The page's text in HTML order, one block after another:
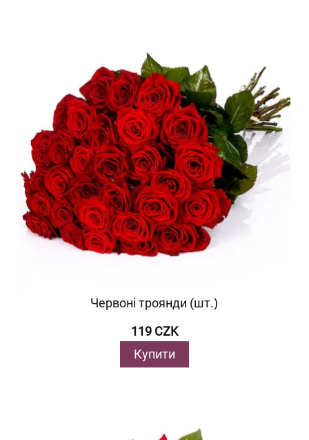
Червоні троянди (шт.)
119 CZK
Купити